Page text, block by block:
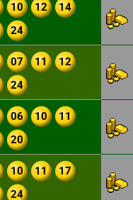
10 12
14
24
07 11
12
24
06 10
11
20
10 11
17
24